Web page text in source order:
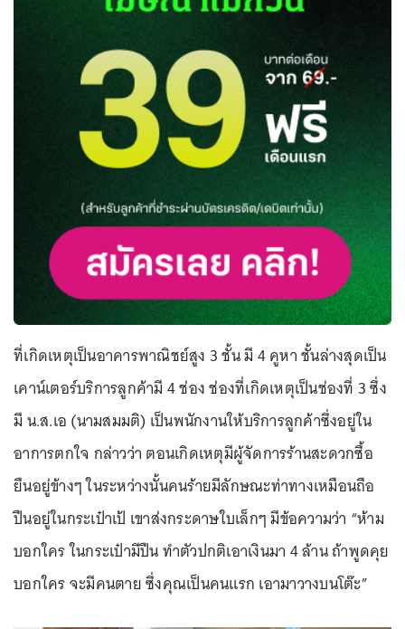
ที่เกิดเหตุเป็นอาคารพาณิชย์สูง 3 ชั้น มี 4 คูหา ชั้นล่างสุดเป็น
เคาน์เตอร์บริการลูกค้ามี 4 ช่อง ช่องที่เกิดเหตุเป็นช่องที่ 3 ซึ่ง
มี น.ส.เอ (นามสมมติ) เป็นพนักงานให้บริการลูกค้าซึ่งอยู่ใน
อาการตกใจ กล่าวว่า ตอนเกิดเหตุมีผู้จัดการร้านสะดวกซื้อ
ยืนอยู่ข้างๆ ในระหว่างนั้นคนร้ายมีลักษณะท่าทางเหมือนถือ
ปืนอยู่ในกระเป๋าเป้ เขาส่งกระดาษใบเล็กๆ มีข้อความว่า “ห้าม
บอกใคร ในกระเป๋ามีปืน ทำตัวปกติเอาเงินมา 4 ล้าน ถ้าพูดคุย
บอกใคร จะมีคนตาย ซึ่งคุณเป็นคนแรก เอามาวางบนโต๊ะ”